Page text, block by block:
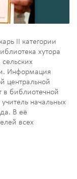
II категории
хутора
Информация
центральной
в библиотечной
начальных
В её
всех